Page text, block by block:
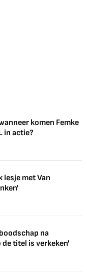
komen Femke
in actie?
lesje met Van
na
titel is verkeken'